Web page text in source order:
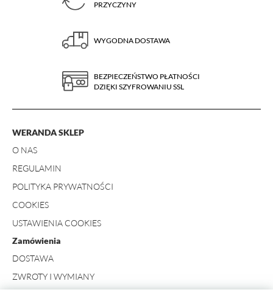
PRZYCZYNY
WYGODNA DOSTAWA
BEZPIECZEŃSTWO PŁATNOŚCI
DZIĘKI SZYFROWANIU SSL
WERANDA SKLEP
O NAS
REGULAMIN
POLITYKA PRYWATNOŚCI
COOKIES
USTAWIENIA COOKIES
Zamówienia
DOSTAWA
ZWROTY I WYMIANY